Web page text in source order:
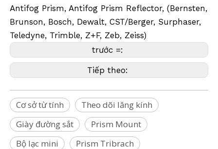
Antifog Prism, Antifog Prism Reflector, (Bernsten,
Brunson, Bosch, Dewalt, CST/Berger, Surphaser,
Teledyne, Trimble, Z+F, Zeb, Zeiss)
trước =:
Tiếp theo:
Cơ sở từ tính
Theo dõi lăng kính
Giày đường sắt
Prism Mount
Bộ lạc mini
Prism Tribrach